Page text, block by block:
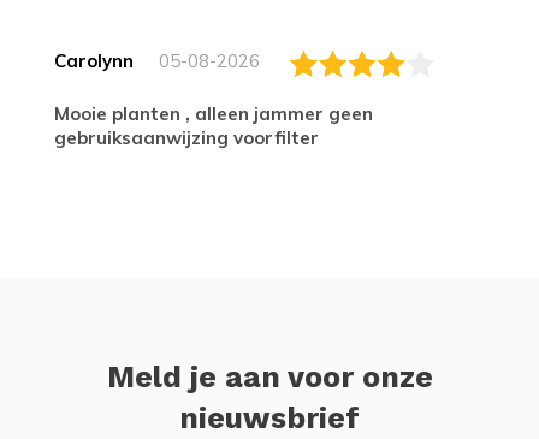
Carolynn 05-08-2026
Mooie planten , alleen jammer geen
gebruiksaanwijzing voorfilter
Meld je aan voor onze
nieuwsbrief